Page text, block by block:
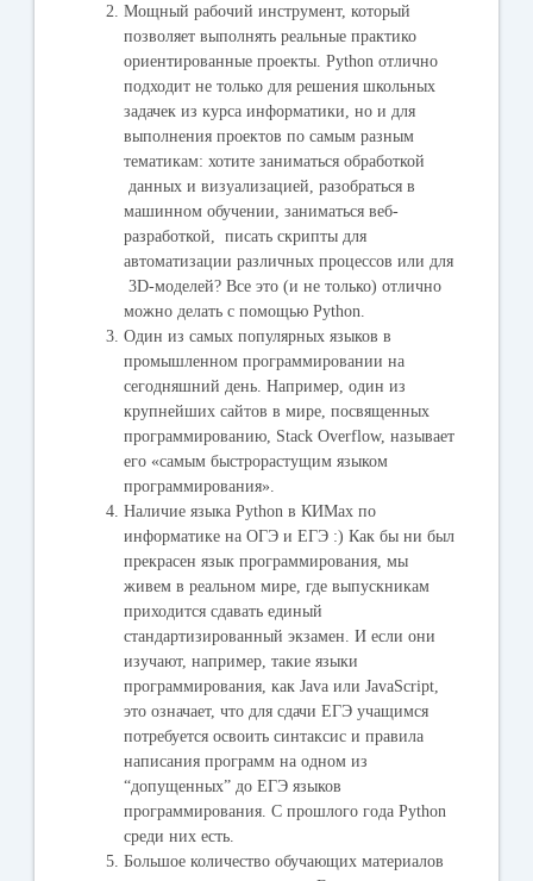
Мощный рабочий инструмент, который
позволяет выполнять реальные практико
ориентированные проекты.Python отлично
подходит не только для решения школьных
задачек из курса информатики, но и для
выполнения проектов по самым разным
тематикам: хотите заниматься обработкой
данных и визуализацией, разобраться в
машинном обучении, заниматься веб-
разработкой, писать скрипты для
автоматизации различных процессов или для
3D-моделей? Все это (и не только) отлично
можно делать с помощью Python.
Один из самых популярных языков в
промышленном программировании на
сегодняшний день. Например, один из
крупнейших сайтов в мире, посвященных
программированию, Stack Overflow, называет
его «самым быстрорастущим языком
программирования».
Наличие языка Python в КИМах по
информатике на ОГЭ и ЕГЭ :) Как бы ни был
прекрасен язык программирования, мы
живем в реальном мире, где выпускникам
приходится сдавать единый
стандартизированный экзамен. И если они
изучают, например, такие языки
программирования, как Java или JavaScript,
это означает, что для сдачи ЕГЭ учащимся
потребуется освоить синтаксис и правила
написания программ на одном из
“допущенных” до ЕГЭ языков
программирования. С прошлого года Python
среди них есть.
Большое количество обучающих материалов